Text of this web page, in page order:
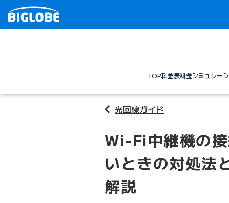
TOP料金表料金シミュレー
光回線ガイド
Wi-Fi中継機の
いときの対処法
解説